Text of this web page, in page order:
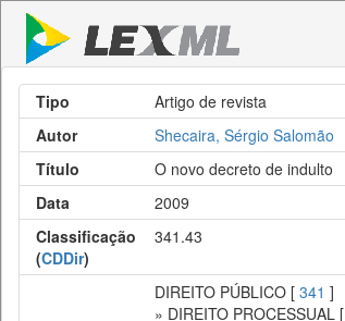
Tipo
Artigo de revista
Autor
Shecaira, Sérgio Salomão
Título
O novo decreto de indulto
Data
2009
Classificação
(CDDir)
341.43
DIREITO PÚBLICO [ 341 ]
» DIREITO PROCESSUAL [